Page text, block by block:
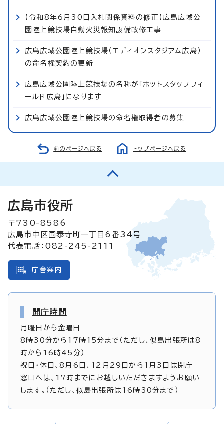
【令和8年6月30日入札関係資料の修正】広島広域公
園陸上競技場自動火災報知設備改修工事
広島広域公園陸上競技場（エディオンスタジアム広島）
の命名権契約の更新
広島広域公園陸上競技場の名称が「ホットスタッフフィ
ールド広島」になります
広島広域公園陸上競技場の命名権取得者の募集
前のページへ戻る トップページへ戻る
広島市役所
〒730-8586
広島市中区国泰寺町一丁目6番34号
代表電話：082-245-2111
庁舎案内
開庁時間
月曜日から金曜日
8時30分から17時15分まで（ただし、似島出張所は8
時から16時45分）
祝日・休日、8月6日、12月29日から1月3日は閉庁
窓口へは、17時までにお越しいただきますようお願い
します。（ただし、似島出張所は16時30分まで）